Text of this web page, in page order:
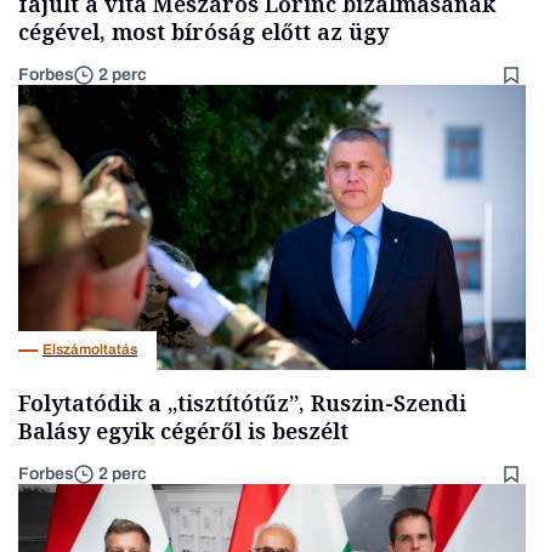
cégével, most bíróság előtt az ügy
Forbes 2 perc
Elszámoltatás
Folytatódik a „tisztítótűz”, Ruszin-Szendi
Balásy egyik cégéről is beszélt
Forbes 2 perc